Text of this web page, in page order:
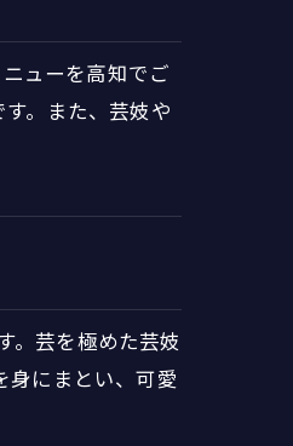
ューを高知でご
。また、芸妓や
。芸を極めた芸妓
身にまとい、可愛